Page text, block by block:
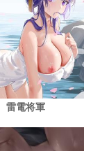
雷電将軍